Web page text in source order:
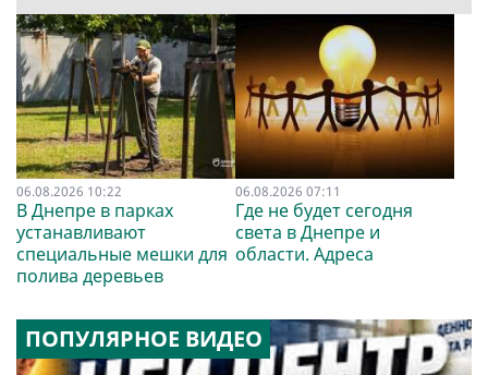
06.08.2026 10:22
В Днепре в парках
устанавливают
специальные мешки для
полива деревьев
06.08.2026 07:11
Где не будет сегодня
света в Днепре и
области. Адреса
ПОПУЛЯРНОЕ ВИДЕО